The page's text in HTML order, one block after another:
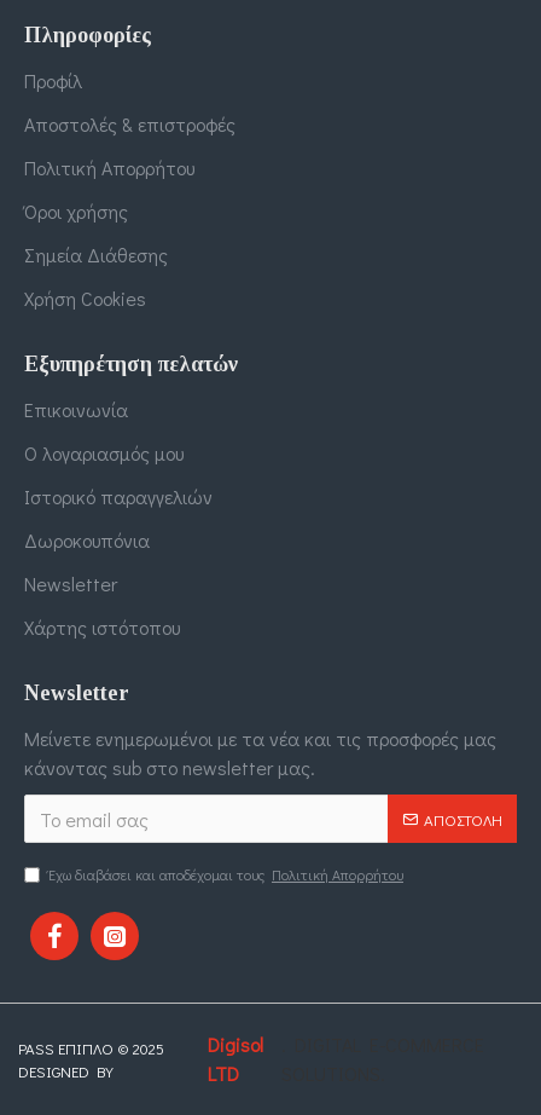
Πληροφορίες
Προφίλ
Αποστολές & επιστροφές
Πολιτική Απορρήτου
Όροι χρήσης
Σημεία Διάθεσης
Χρήση Cookies
Εξυπηρέτηση πελατών
Επικοινωνία
Ο λογαριασμός μου
Ιστορικό παραγγελιών
Δωροκουπόνια
Newsletter
Χάρτης ιστότοπου
Newsletter
Μείνετε ενημερωμένοι με τα νέα και τις προσφορές μας
κάνοντας sub στο newsletter μας.
ΑΠΟΣΤΟΛΉ
Έχω διαβάσει και αποδέχομαι τους Πολιτική Απορρήτου
PASS ΕΠΙΠΛΟ © 2025
DESIGNED BY
Digisol
LTD